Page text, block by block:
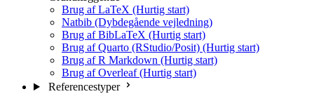
Brug af LaTeX (Hurtig start)
Natbib (Dybdegående vejledning)
Brug af BibLaTeX (Hurtig start)
Brug af Quarto (RStudio/Posit) (Hurtig start)
Brug af R Markdown (Hurtig start)
Brug af Overleaf (Hurtig start)
Referencestyper